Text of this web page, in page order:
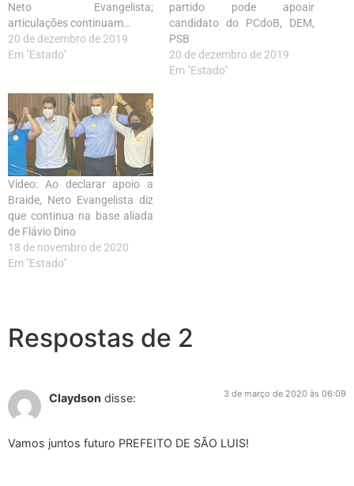
Neto Evangelista;
articulações continuam…
20 de dezembro de 2019
Em "Estado"
partido pode apoair
candidato do PCdoB, DEM,
PSB
20 de dezembro de 2019
Em "Estado"
Vídeo: Ao declarar apoio a
Braide, Neto Evangelista diz
que continua na base aliada
de Flávio Dino
18 de novembro de 2020
Em "Estado"
Respostas de 2
Claydson disse: 3 de março de 2020 às 06:09
Vamos juntos futuro PREFEITO DE SÃO LUIS!